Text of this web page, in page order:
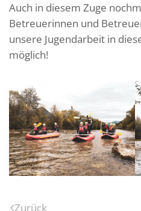
Auch in diesem Zuge
Betreuerinnen und
unsere Jugendarbeit in
möglich!
Zurück